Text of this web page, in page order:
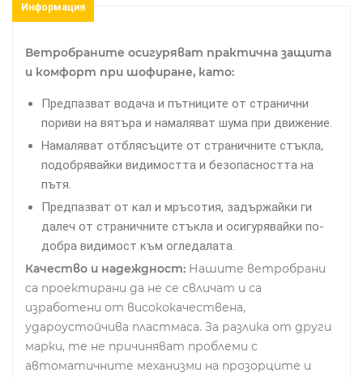
Информация
Ветробраните осигуряват практична защита
и комфорт при шофиране, като:
Предпазват водача и пътниците от странични
пориви на вятъра и намаляват шума при движение.
Намаляват отблясъците от страничните стъкла,
подобрявайки видимостта и безопасността на
пътя.
Предпазват от кал и мръсотия, задържайки ги
далеч от страничните стъкла и осигурявайки по-
добра видимост към огледалата.
Качество и надеждност: Нашите ветробрани
са проектирани да не се свличат и са
изработени от висококачествена,
удароустойчива пластмаса. За разлика от други
марки, те не причиняват проблеми с
автоматичните механизми на прозорците и